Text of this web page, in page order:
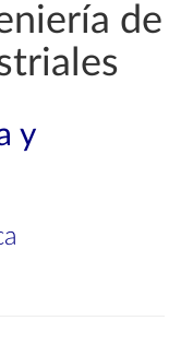
de
y